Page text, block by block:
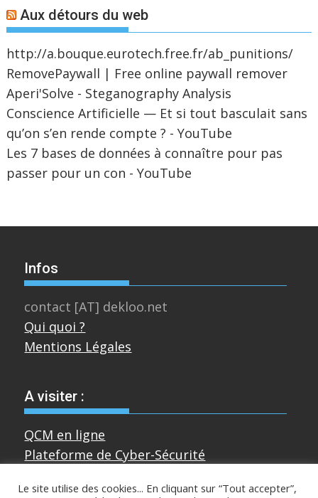
Aux détours du web
http://a.bouque.eurotech.free.fr/ab_punitions/
RemovePaywall | Free online paywall remover
Aperi'Solve - Steganography Analysis
Conscience Artificielle — Et si tout basculait sans
qu’on s’en rende compte ? - YouTube
Les 7 bases de données à connaître pour pas
passer pour un con - YouTube
Infos
contact [AT] dekloo.net
Qui quoi ?
Mentions Légales
A visiter :
QCM en ligne
Plateforme de Cyber-Sécurité
Le site utilise des cookies... En cliquant sur “Tout accepter”,